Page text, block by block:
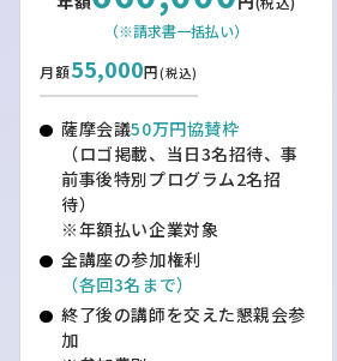
泉、観光、サウナ、食、地域資源
て、知内町の未来づくりの取り組
同じような課題を持っている異業
（ニラ農家、牡蠣漁師、昆布漁師
行マン農家、木材製材行、町議会
業）が集まり、2025年「百年後の
商社・知内商事株式会社」を立ち
る地域資源の価値向上・コミュニテ
の地域資源の価値を未来につなぐ
頭に立って展開してまいります。
として、知内町の大事な一次産業
ら「北の華」の認知拡大やプロモ
（※請求書一括払い）
月額55,000円(税込)
薩摩会議50万円協賛枠
（ロゴ掲載、当日3名招待、事
前事後特別プログラム2名招
待）
※年額払い企業対象
全講座の参加権利
（各回3名まで）
終了後の講師を交えた懇親会参
加